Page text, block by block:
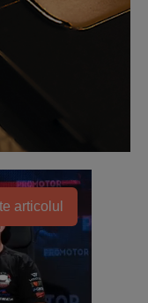
articolul